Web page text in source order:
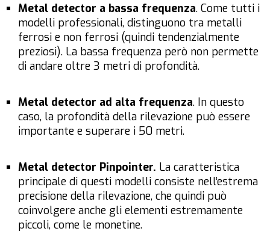
Metal detector a bassa frequenza. Come tutti i
modelli professionali, distinguono tra metalli
ferrosi e non ferrosi (quindi tendenzialmente
preziosi). La bassa frequenza però non permette
di andare oltre 3 metri di profondità.
Metal detector ad alta frequenza. In questo
caso, la profondità della rilevazione può essere
importante e superare i 50 metri.
Metal detector Pinpointer. La caratteristica
principale di questi modelli consiste nell’estrema
precisione della rilevazione, che quindi può
coinvolgere anche gli elementi estremamente
piccoli, come le monetine.